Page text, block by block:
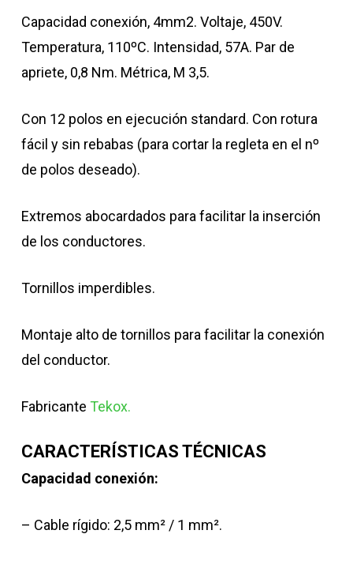
Capacidad conexión, 4mm2. Voltaje, 450V.
Temperatura, 110ºC. Intensidad, 57A. Par de
apriete, 0,8 Nm. Métrica, M 3,5.
Con 12 polos en ejecución standard. Con rotura
fácil y sin rebabas (para cortar la regleta en el nº
de polos deseado).
Extremos abocardados para facilitar la inserción
de los conductores.
Tornillos imperdibles.
Montaje alto de tornillos para facilitar la conexión
del conductor.
Fabricante Tekox.
CARACTERÍSTICAS TÉCNICAS
Capacidad conexión:
– Cable rígido: 2,5 mm² / 1 mm².